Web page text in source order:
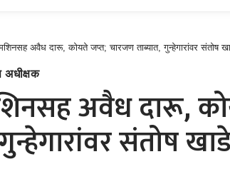
अवैध दारू, कोयते जप्त; चारजण ताब्यात, गुन्हेगारांवर संतोष
अधीक्षक
अवैध दारू,
संतोष